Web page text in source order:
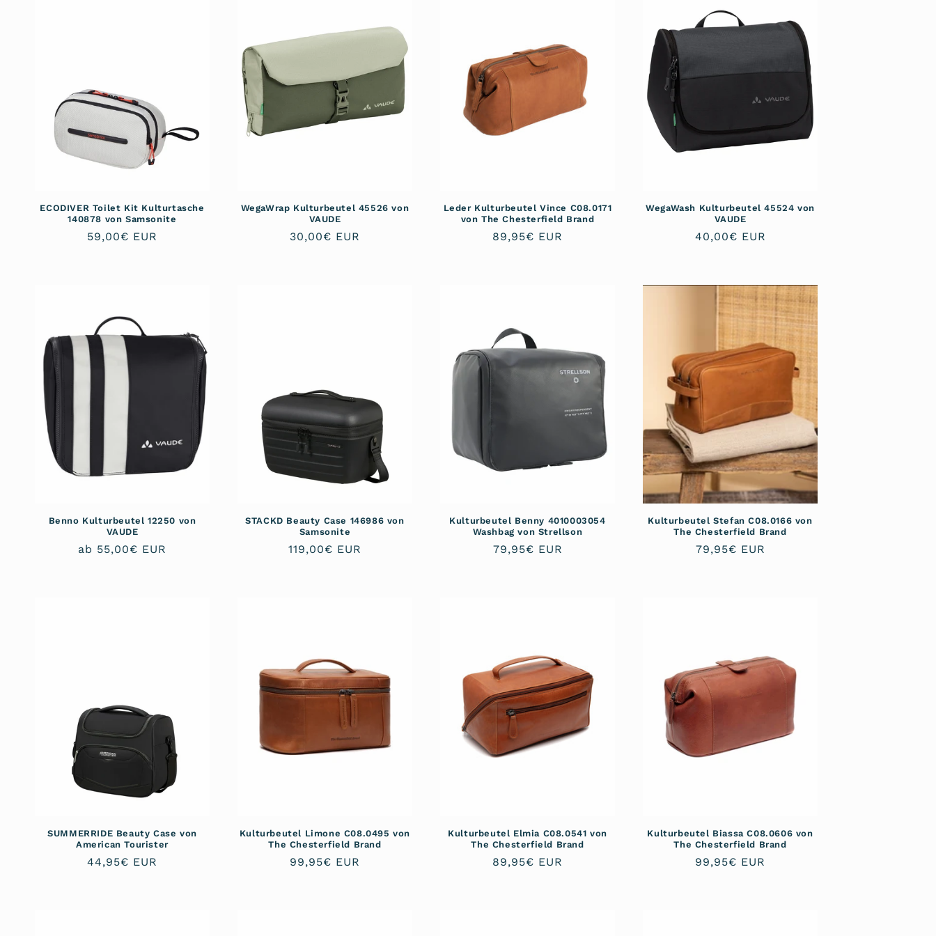
ECODIVER Toilet Kit Kulturtasche
140878 von Samsonite
Normaler
59,00€ EUR
WegaWrap Kulturbeutel 45526 von
VAUDE
Normaler
30,00€ EUR
Leder Kulturbeutel Vince C08.0171
von The Chesterfield Brand
Normaler
89,95€ EUR
WegaWash Kulturbeutel 45524 von
VAUDE
Normaler
40,00€ EUR
Benno Kulturbeutel 12250 von
VAUDE
Normaler
ab 55,00€ EUR
STACKD Beauty Case 146986 von
Samsonite
Normaler
119,00€ EUR
Kulturbeutel Benny 4010003054
Washbag von Strellson
Normaler
79,95€ EUR
Kulturbeutel Stefan C08.0166 von
The Chesterfield Brand
Normaler
79,95€ EUR
SUMMERRIDE Beauty Case von
American Tourister
Normaler
44,95€ EUR
Kulturbeutel Limone C08.0495 von
The Chesterfield Brand
Normaler
99,95€ EUR
Kulturbeutel Elmia C08.0541 von
The Chesterfield Brand
Normaler
89,95€ EUR
Kulturbeutel Biassa C08.0606 von
The Chesterfield Brand
Normaler
99,95€ EUR